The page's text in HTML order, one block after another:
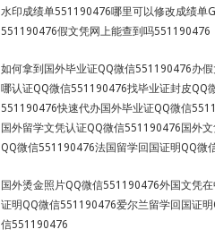
水印成绩单551190476哪里可以修改成绩单
551190476假文凭网上能查到吗551190476
如何拿到国外毕业证QQ微信551190476办
哪认证QQ微信551190476找毕业证封皮QQ
551190476快速代办国外毕业证QQ微信
国外留学文凭认证QQ微信551190476国外
QQ微信551190476法国留学回国证明QQ微
国外烫金照片QQ微信551190476外国文凭
证明QQ微信551190476爱尔兰留学回国证
信551190476